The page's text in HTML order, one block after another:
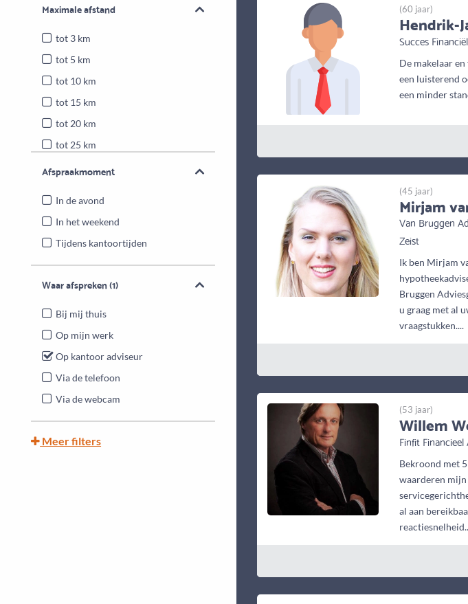
Maximale afstand
tot 3 km
tot 5 km
tot 10 km
tot 15 km
tot 20 km
tot 25 km
Heel Nederland
Afspraakmoment
In de avond
In het weekend
Tijdens kantoortijden
Waar afspreken(1)
Bij mij thuis
Op mijn werk
Op kantoor adviseur
Via de telefoon
Via de webcam
Meer filters
(60 jaar)
Hendrik-
Succes
De makelaar
een luisterend
een minder
(45 jaar)
Mirjam
Van Bruggen
Zeist
Ik ben Mirjam
Bruggen
u graag met al
vraagstukken....
(53 jaar)
Willem
Finfit Financieel
Bekroond met
waarderen
al aan